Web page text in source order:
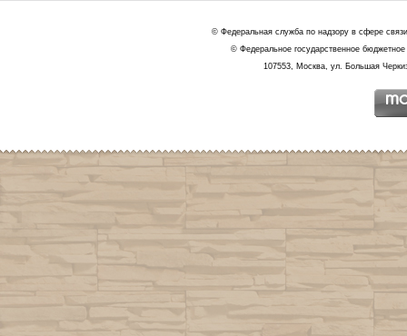
© Федеральная служба по надзору в сфере
© Федеральное государственное
107553, Москва, ул. Большая